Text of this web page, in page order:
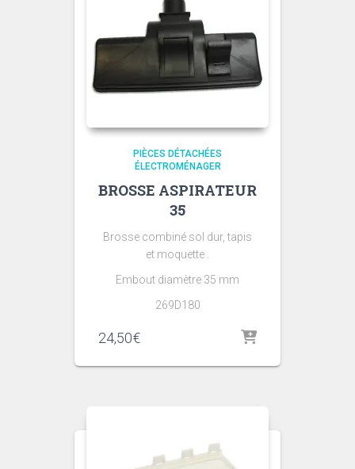
PIÈCES DÉTACHÉES
ÉLECTROMÉNAGER
BROSSE ASPIRATEUR
35
Brosse combiné sol dur, tapis
et moquette .
Embout diamètre 35 mm
269D180
24,50€